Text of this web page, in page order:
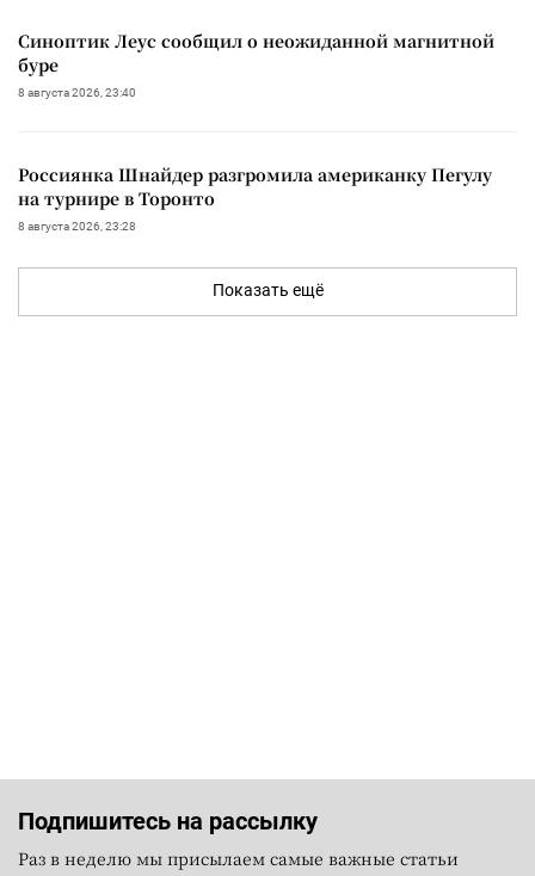
Синоптик Леус сообщил о неожиданной магнитной
буре
8 августа 2026, 23:40
Россиянка Шнайдер разгромила американку Пегулу
на турнире в Торонто
8 августа 2026, 23:28
Показать ещё
Подпишитесь на рассылку
Раз в неделю мы присылаем самые важные статьи